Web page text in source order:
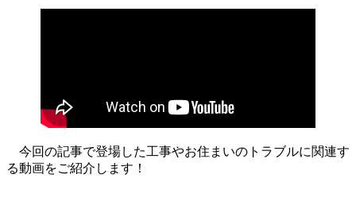
今回の記事で登場した工事やお住まいのトラブルに関連す
る動画をご紹介します！